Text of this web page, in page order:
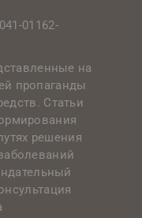
01162-
на
пропаганды
Статьи
решения